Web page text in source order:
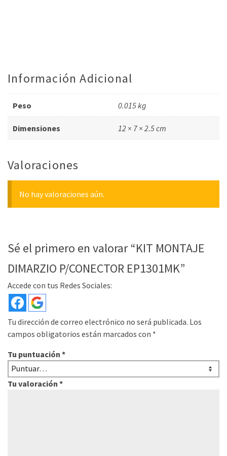
Información Adicional
Peso 0.015 kg
Dimensiones 12 × 7 × 2.5 cm
Valoraciones
No hay valoraciones aún.
Sé el primero en valorar “KIT MONTAJE
DIMARZIO P/CONECTOR EP1301MK”
Accede con tus Redes Sociales:
Tu dirección de correo electrónico no será publicada. Los
campos obligatorios están marcados con *
Tu puntuación *
Tu valoración *